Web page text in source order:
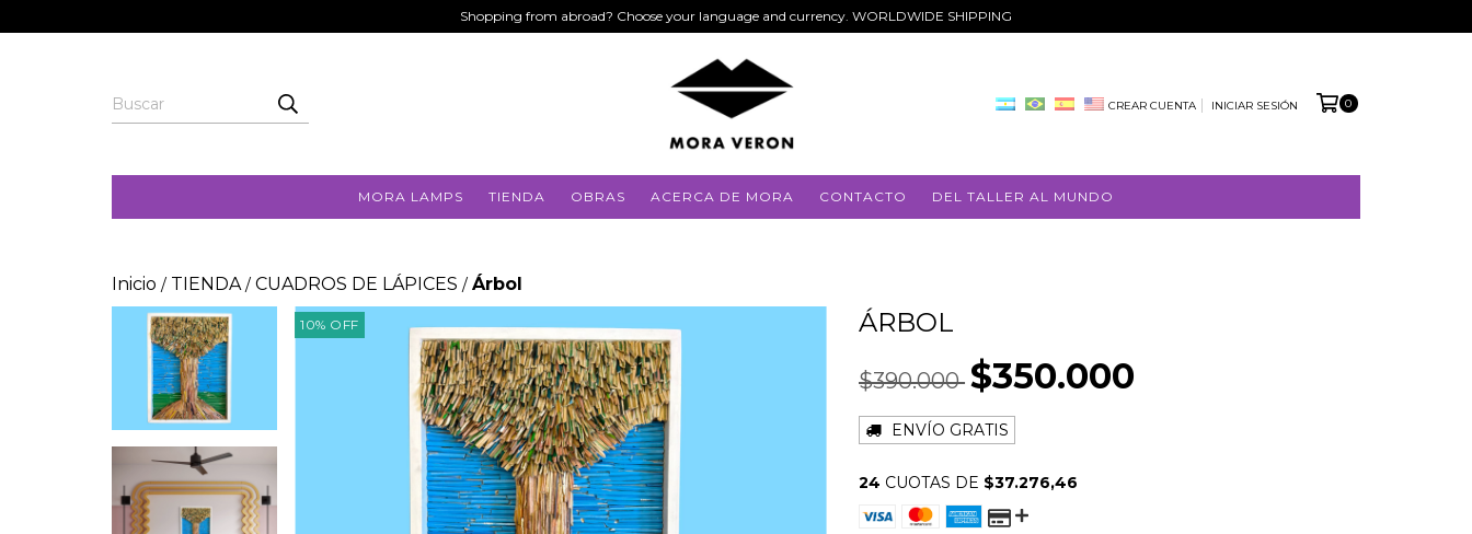
Shopping from abroad? Choose your language and currency. WORLDWIDE SHIPPING
CREAR CUENTA INICIAR SESIÓN 0
MORA LAMPS TIENDA OBRAS ACERCA DE MORA CONTACTO DEL TALLER AL MUNDO
Inicio / TIENDA / CUADROS DE LÁPICES / Árbol
10% OFF ÁRBOL
$390.000 $350.000
ENVÍO GRATIS
24 CUOTAS DE $37.276,46